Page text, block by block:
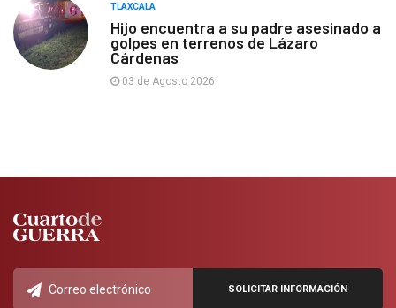
TLAXCALA
Hijo encuentra a su padre asesinado a
golpes en terrenos de Lázaro
Cárdenas
03 de Agosto 2026